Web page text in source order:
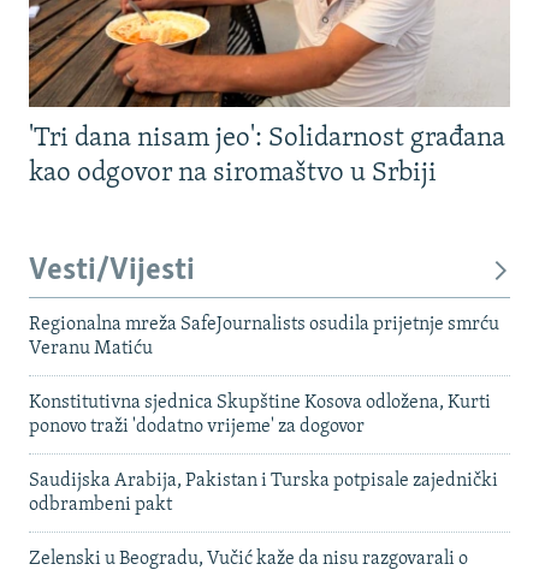
'Tri dana nisam jeo': Solidarnost građana
kao odgovor na siromaštvo u Srbiji
Vesti/Vijesti
Regionalna mreža SafeJournalists osudila prijetnje smrću
Veranu Matiću
Konstitutivna sjednica Skupštine Kosova odložena, Kurti
ponovo traži 'dodatno vrijeme' za dogovor
Saudijska Arabija, Pakistan i Turska potpisale zajednički
odbrambeni pakt
Zelenski u Beogradu, Vučić kaže da nisu razgovarali o